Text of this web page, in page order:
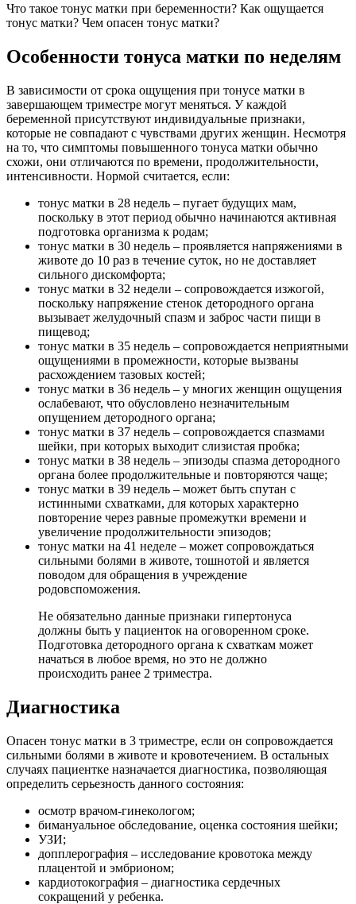
Что такое тонус матки при беременности? Как ощущается
тонус матки? Чем опасен тонус матки?
Особенности тонуса матки по неделям
В зависимости от срока ощущения при тонусе матки в
завершающем триместре могут меняться. У каждой
беременной присутствуют индивидуальные признаки,
которые не совпадают с чувствами других женщин. Несмотря
на то, что симптомы повышенного тонуса матки обычно
схожи, они отличаются по времени, продолжительности,
интенсивности. Нормой считается, если:
тонус матки в 28 недель – пугает будущих мам,
поскольку в этот период обычно начинаются активная
подготовка организма к родам;
тонус матки в 30 недель – проявляется напряжениями в
животе до 10 раз в течение суток, но не доставляет
сильного дискомфорта;
тонус матки в 32 недели – сопровождается изжогой,
поскольку напряжение стенок детородного органа
вызывает желудочный спазм и заброс части пищи в
пищевод;
тонус матки в 35 недель – сопровождается неприятными
ощущениями в промежности, которые вызваны
расхождением тазовых костей;
тонус матки в 36 недель – у многих женщин ощущения
ослабевают, что обусловлено незначительным
опущением детородного органа;
тонус матки в 37 недель – сопровождается спазмами
шейки, при которых выходит слизистая пробка;
тонус матки в 38 недель – эпизоды спазма детородного
органа более продолжительные и повторяются чаще;
тонус матки в 39 недель – может быть спутан с
истинными схватками, для которых характерно
повторение через равные промежутки времени и
увеличение продолжительности эпизодов;
тонус матки на 41 неделе – может сопровождаться
сильными болями в животе, тошнотой и является
поводом для обращения в учреждение
родовспоможения.
Не обязательно данные признаки гипертонуса
должны быть у пациенток на оговоренном сроке.
Подготовка детородного органа к схваткам может
начаться в любое время, но это не должно
происходить ранее 2 триместра.
Диагностика
Опасен тонус матки в 3 триместре, если он сопровождается
сильными болями в животе и кровотечением. В остальных
случаях пациентке назначается диагностика, позволяющая
определить серьезность данного состояния:
осмотр врачом-гинекологом;
бимануальное обследование, оценка состояния шейки;
УЗИ;
допплерография – исследование кровотока между
плацентой и эмбрионом;
кардиотокография – диагностика сердечных
сокращений у ребенка.